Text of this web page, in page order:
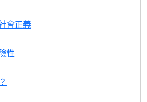
會正義
性